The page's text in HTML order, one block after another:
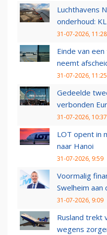
Luchthavens
onderhoud:
31-07-2026, 11:28
Einde van
neemt
31-07-2026, 11:25
Gedeelde
verbonden
31-07-2026, 10:37
LOT opent in
naar Hanoi
31-07-2026, 9:59
Voormalig
Swelheim aan
31-07-2026, 9:09
Rusland trekt
wegens